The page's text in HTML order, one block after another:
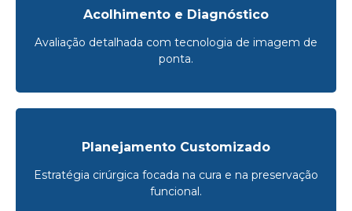
Acolhimento e Diagnóstico
Avaliação detalhada com tecnologia de imagem de
ponta.
Planejamento Customizado
Estratégia cirúrgica focada na cura e na preservação
funcional.